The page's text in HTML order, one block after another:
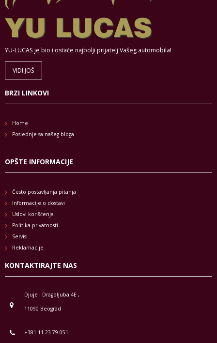
YU-LUCAS je bio i ostaće najbolji prijatelj Vašeg automobila!
VIDI JOŠ
BRZI LINKOVI
Home
Poslednje sa našeg bloga
OPŠTE INFORMACIJE
Često postavljanja pitanja
Informacije o dostavi
Uslovi korišćenja
Politika privatnosti
Servisi
Reklamacije
KONTAKTIRAJTE NAS
Djuje i Dragoljuba 4E ,
11090 Beograd
+381 11 23 79 051